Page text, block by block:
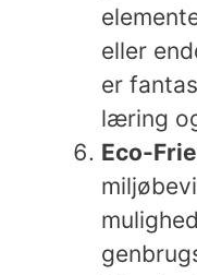
eller
er
læring
Eco-